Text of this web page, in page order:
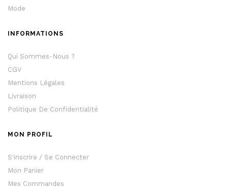
Mode
INFORMATIONS
Qui Sommes-Nous ?
CGV
Mentions Légales
Livraison
Politique De Confidentialité
MON PROFIL
S'inscrire / Se Connecter
Mon Panier
Mes Commandes